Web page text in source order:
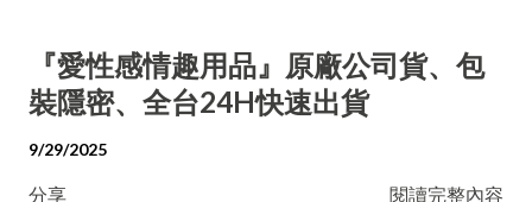
『愛性感情趣用品』原廠公司貨、包
裝隱密、全台24H快速出貨
9/29/2025
分享 閱讀完整內容